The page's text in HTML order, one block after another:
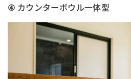
④ カウンターボウル一体型